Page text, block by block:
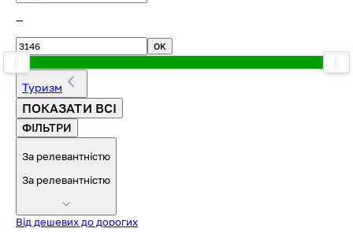
—
OK
Туризм
ПОКАЗАТИ ВСІ
ФІЛЬТРИ
За релевантністю
За релевантністю
Від дешевих до дорогих